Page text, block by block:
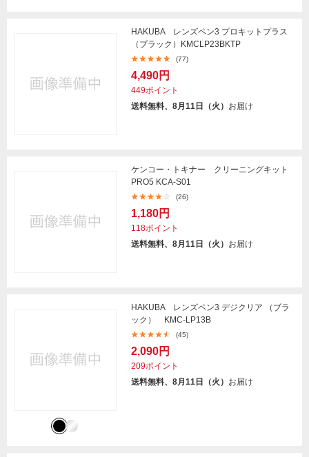
HAKUBA レンズペン3 プロキットプラス
（ブラック）KMCLP23BKTP
(77)
4,490円
449ポイント
送料無料、8月11日（火） お届け
ケンコー・トキナー クリーニングキット
PRO5 KCA-S01
(26)
1,180円
118ポイント
送料無料、8月11日（火） お届け
HAKUBA レンズペン3 デジクリア （ブラ
ック） KMC-LP13B
(45)
2,090円
209ポイント
送料無料、8月11日（火） お届け